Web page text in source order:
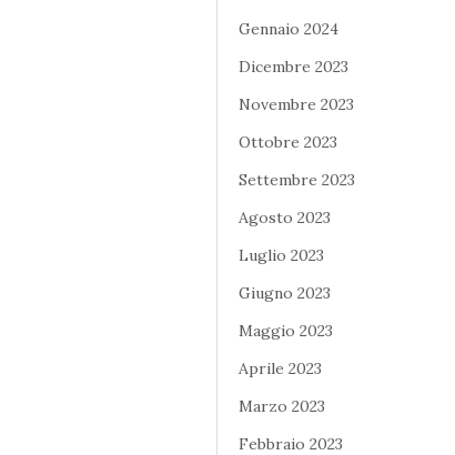
Gennaio 2024
Dicembre 2023
Novembre 2023
Ottobre 2023
Settembre 2023
Agosto 2023
Luglio 2023
Giugno 2023
Maggio 2023
Aprile 2023
Marzo 2023
Febbraio 2023